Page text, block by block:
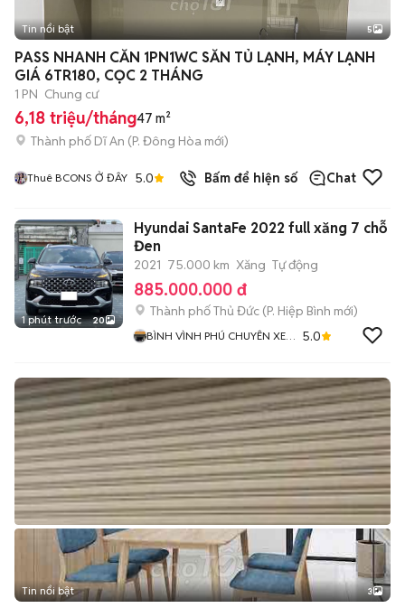
Tin nổi bật 5
PASS NHANH CĂN 1PN1WC SẴN TỦ LẠNH, MÁY LẠNH
GIÁ 6TR180, CỌC 2 THÁNG
1 PN Chung cư
6,18 triệu/tháng47 m²
Thành phố Dĩ An (P. Đông Hòa mới)
Thuê BCONS Ở ĐÂY 5.0 Bấm để hiện số Chat
1 phút trước 20
Hyundai SantaFe 2022 full xăng 7 chỗ
Đen
2021 75.000 km Xăng Tự động
885.000.000 đ
Thành phố Thủ Đức (P. Hiệp Bình mới)
BÌNH VÌNH PHÚ CHUYÊN XE
5.0
Tin nổi bật 3